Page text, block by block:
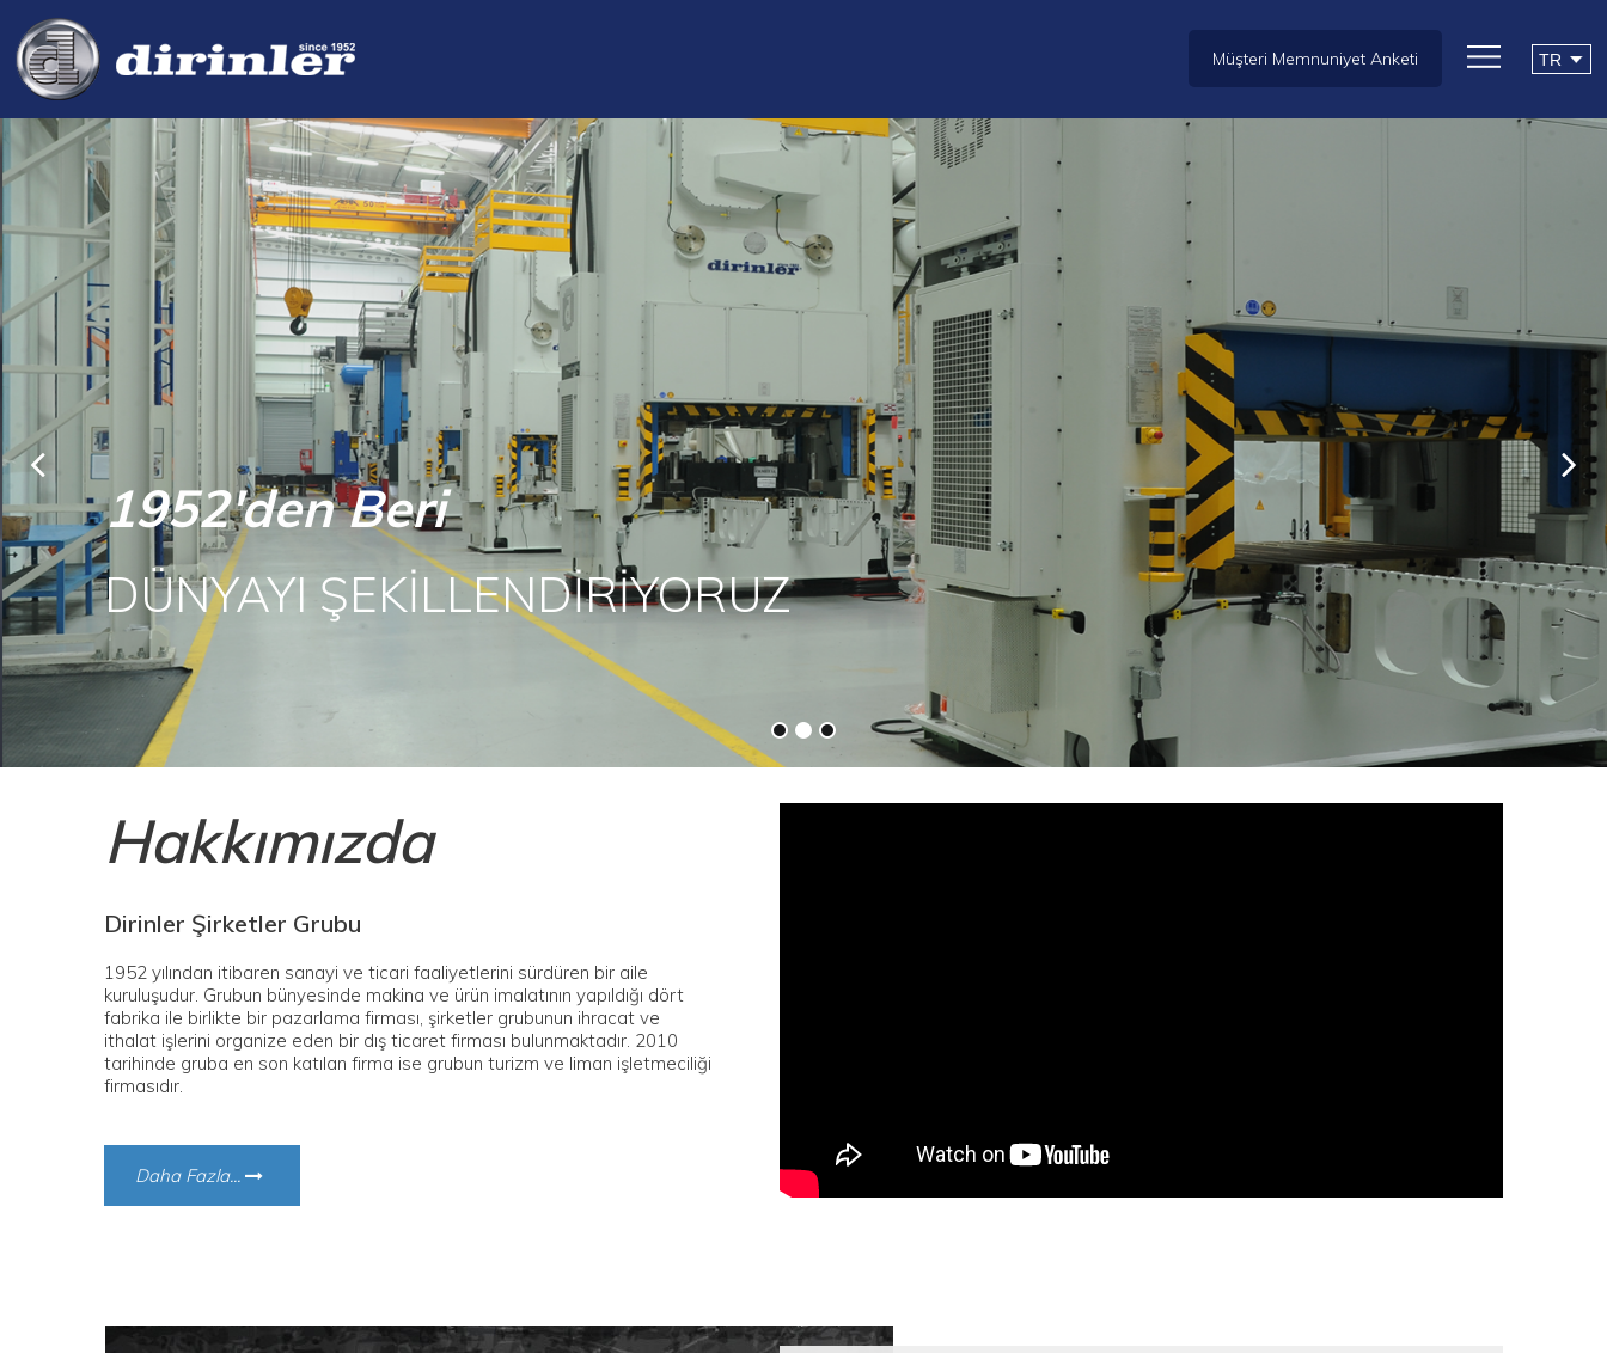
Müşteri Memnuniyet Anketi
1952'den Beri
AKILLI MAKİNE ÜRETİMİNDE
Dünya Markası
Hakkımızda
Dirinler Şirketler Grubu
1952 yılından itibaren sanayi ve ticari faaliyetlerini sürdüren bir aile
kuruluşudur. Grubun bünyesinde makina ve ürün imalatının yapıldığı dört
fabrika ile birlikte bir pazarlama firması, şirketler grubunun ihracat ve
ithalat işlerini organize eden bir dış ticaret firması bulunmaktadır. 2010
tarihinde gruba en son katılan firma ise grubun turizm ve liman işletmeciliği
firmasıdır.
Daha Fazla...